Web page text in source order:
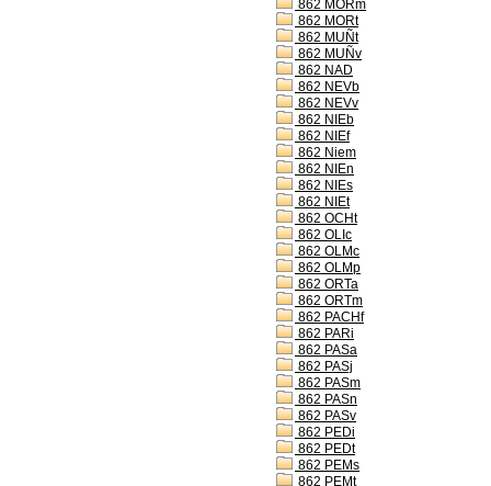
862 MORm
862 MORt
862 MUÑt
862 MUÑv
862 NAD
862 NEVb
862 NEVv
862 NIEb
862 NIEf
862 Niem
862 NIEn
862 NIEs
862 NIEt
862 OCHt
862 OLIc
862 OLMc
862 OLMp
862 ORTa
862 ORTm
862 PACHf
862 PARi
862 PASa
862 PASj
862 PASm
862 PASn
862 PASv
862 PEDi
862 PEDt
862 PEMs
862 PEMt